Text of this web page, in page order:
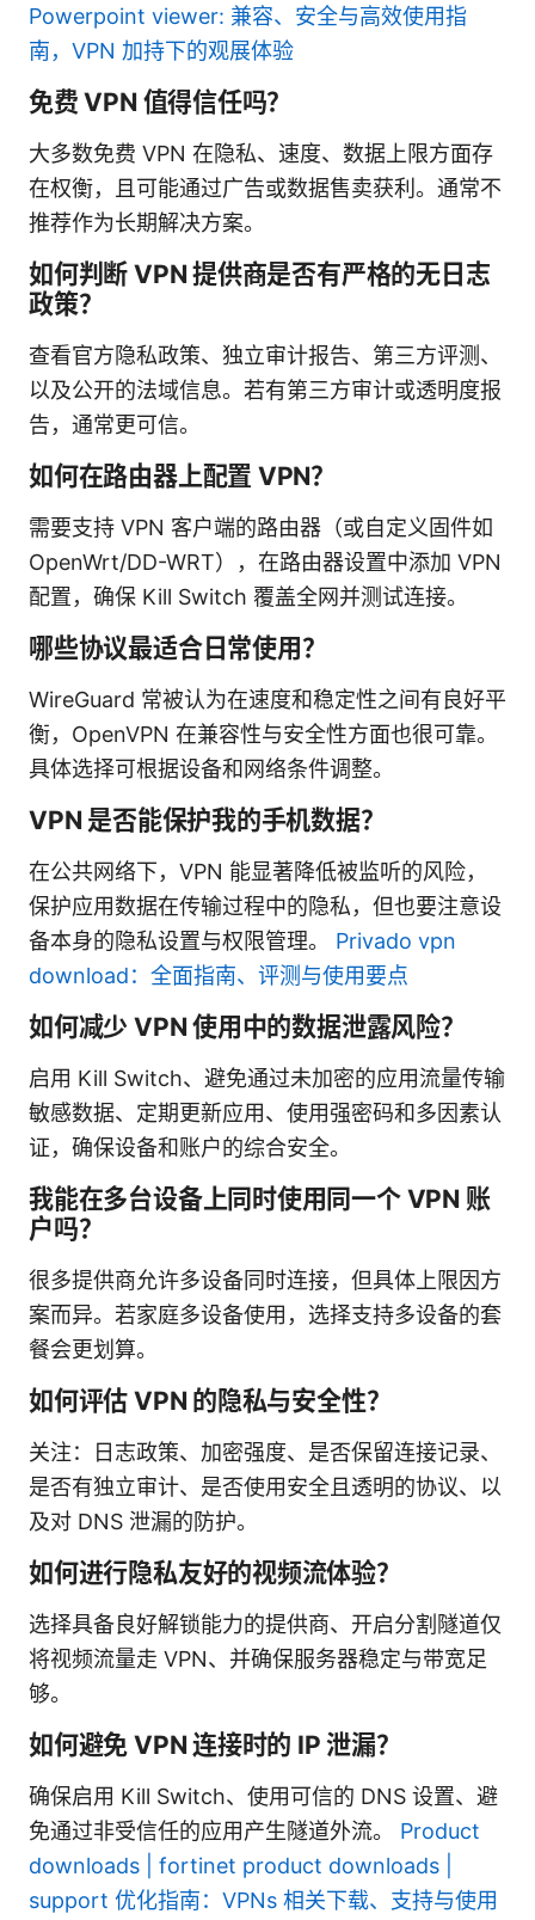
Powerpoint viewer: 兼容、安全与高效使用指
南，VPN 加持下的观展体验
免费 VPN 值得信任吗？
大多数免费 VPN 在隐私、速度、数据上限方面存
在权衡，且可能通过广告或数据售卖获利。通常不
推荐作为长期解决方案。
如何判断 VPN 提供商是否有严格的无日志
政策？
查看官方隐私政策、独立审计报告、第三方评测、
以及公开的法域信息。若有第三方审计或透明度报
告，通常更可信。
如何在路由器上配置 VPN？
需要支持 VPN 客户端的路由器（或自定义固件如
OpenWrt/DD-WRT），在路由器设置中添加 VPN
配置，确保 Kill Switch 覆盖全网并测试连接。
哪些协议最适合日常使用？
WireGuard 常被认为在速度和稳定性之间有良好平
衡，OpenVPN 在兼容性与安全性方面也很可靠。
具体选择可根据设备和网络条件调整。
VPN 是否能保护我的手机数据？
在公共网络下，VPN 能显著降低被监听的风险，
保护应用数据在传输过程中的隐私，但也要注意设
备本身的隐私设置与权限管理。 Privado vpn
download：全面指南、评测与使用要点
如何减少 VPN 使用中的数据泄露风险？
启用 Kill Switch、避免通过未加密的应用流量传输
敏感数据、定期更新应用、使用强密码和多因素认
证，确保设备和账户的综合安全。
我能在多台设备上同时使用同一个 VPN 账
户吗？
很多提供商允许多设备同时连接，但具体上限因方
案而异。若家庭多设备使用，选择支持多设备的套
餐会更划算。
如何评估 VPN 的隐私与安全性？
关注：日志政策、加密强度、是否保留连接记录、
是否有独立审计、是否使用安全且透明的协议、以
及对 DNS 泄漏的防护。
如何进行隐私友好的视频流体验？
选择具备良好解锁能力的提供商、开启分割隧道仅
将视频流量走 VPN、并确保服务器稳定与带宽足
够。
如何避免 VPN 连接时的 IP 泄漏？
确保启用 Kill Switch、使用可信的 DNS 设置、避
免通过非受信任的应用产生隧道外流。 Product
downloads | fortinet product downloads |
support 优化指南：VPNs 相关下载、支持与使用